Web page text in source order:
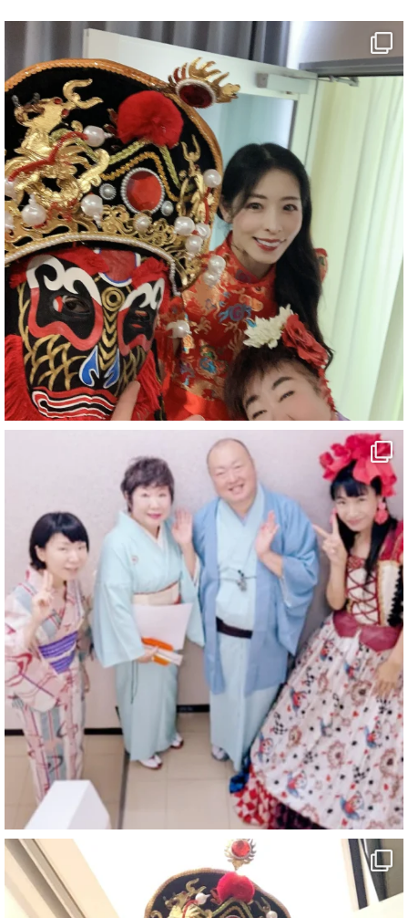
マジシャン派遣 パッションプリンセス【公式】
@comedy_illusion · 7 Aug
お疲れ様です
ブログ更新しました
「マジシャン和歌山旅 白浜町・円月島」
#企業公式がお疲れ様を言い合う
#旅行好きな人と繋がりたい
#一人旅
#女性マジシャン
#出張マジック
#マジシャン派遣
#イリュージョン
#和歌山県
#白浜町
#変面ショー
#イベント
#宴会
1 10
マジシャン派遣 パッションプリンセス【公式】
@comedy_illusion 7 Aug
お疲れ様です
YouTubeを更新しました
https://youtu.be/9sHKhUQBmUE
@YouTube
#企業公式がお疲れ様を言い合う
#チャンネル登録おねがいします
#愛媛県
#新居浜市
#マイントピア別子
#泉寿亭
#有形文化財
#四国
#愛媛観光
#旅行
#旅行動画
#一人旅